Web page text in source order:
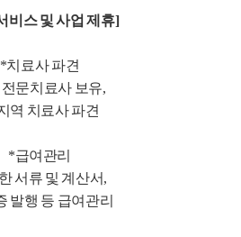
비스 및 사업 제휴]
*치료사 파견
전문치료사 보유,
역 치료사 파견
*급여관리
서류 및 계산서,
발행 등 급여관리